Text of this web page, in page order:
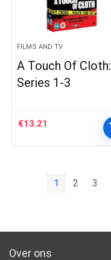
FILMS AND TV
A Touch Of Cloth:
Series 1-3
€13.21
1 2 3
Over ons